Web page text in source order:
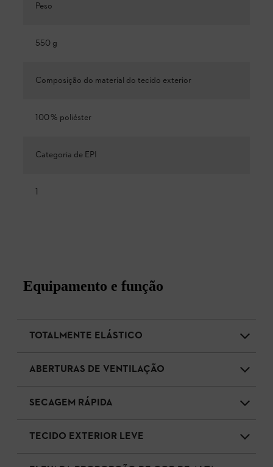
Peso
550 g
Composição do material do tecido exterior
100 % poliéster
Categoria de EPI
1
Equipamento e função
TOTALMENTE ELÁSTICO
ABERTURAS DE VENTILAÇÃO
SECAGEM RÁPIDA
TECIDO EXTERIOR LEVE